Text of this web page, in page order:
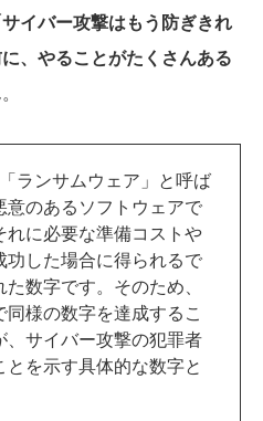
サイバー攻撃はもう防ぎきれ
、やることがたくさんある
ランサムウェア」と呼ば
のあるソフトウェアで
に必要な準備コストや
した場合に得られるで
数字です。そのため、
様の数字を達成するこ
、サイバー攻撃の犯罪者
を示す具体的な数字と